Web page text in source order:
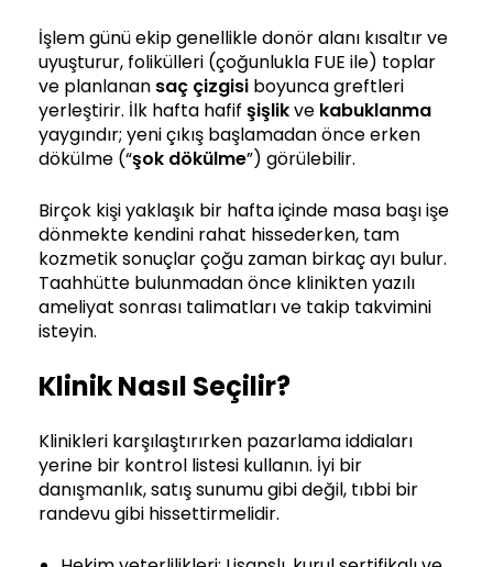
İşlem günü ekip genellikle donör alanı kısaltır ve
uyuşturur, folikülleri (çoğunlukla FUE ile) toplar
ve planlanan saç çizgisi boyunca greftleri
yerleştirir. İlk hafta hafif şişlikve kabuklanma
yaygındır; yeni çıkış başlamadan önce erken
dökülme (“şok dökülme”) görülebilir.
Birçok kişi yaklaşık bir hafta içinde masa başı işe
dönmekte kendini rahat hissederken, tam
kozmetik sonuçlar çoğu zaman birkaç ayı bulur.
Taahhütte bulunmadan önce klinikten yazılı
ameliyat sonrası talimatları ve takip takvimini
isteyin.
Klinik Nasıl Seçilir?
Klinikleri karşılaştırırken pazarlama iddiaları
yerine bir kontrol listesi kullanın. İyi bir
danışmanlık, satış sunumu gibi değil, tıbbi bir
randevu gibi hissettirmelidir.